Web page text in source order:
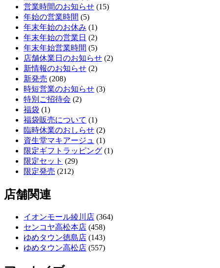
営業時間のお知らせ (15)
年始の営業時間 (5)
年末年始のお休み (1)
年末年始の営業日 (2)
年末年始営業時間 (5)
店舗休業日のお知らせ (2)
新情報のお知らせ (2)
新発売 (208)
時短営業のお知らせ (3)
特別ご招待会 (2)
福袋 (1)
福袋販売について (1)
臨時休業のおしらせ (2)
資生堂マキアージュ (1)
限定ギフトラッピング (1)
限定セット (29)
限定発売 (212)
店舗関連
イオンモール綾川店 (364)
センコヤ高松本店 (458)
ゆめタウン徳島店 (143)
ゆめタウン高松店 (557)